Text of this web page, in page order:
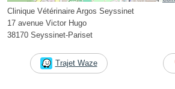
Clinique Vétérinaire Argos Seyssinet
17 avenue Victor Hugo
38170 Seyssinet-Pariset
Trajet Waze